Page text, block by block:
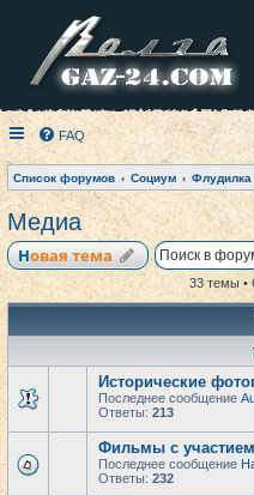
FAQ
Список форумов Социум Флудилка
Медиа
Новая тема
33 темы •
Исторические
Последнее сообщение
Ответы: 213
Фильмы с
Последнее сообщение
Ответы: 232